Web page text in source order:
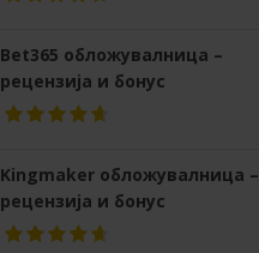
Bet365 обложувалница –
рецензија и бонус
Kingmaker обложувалница –
рецензија и бонус